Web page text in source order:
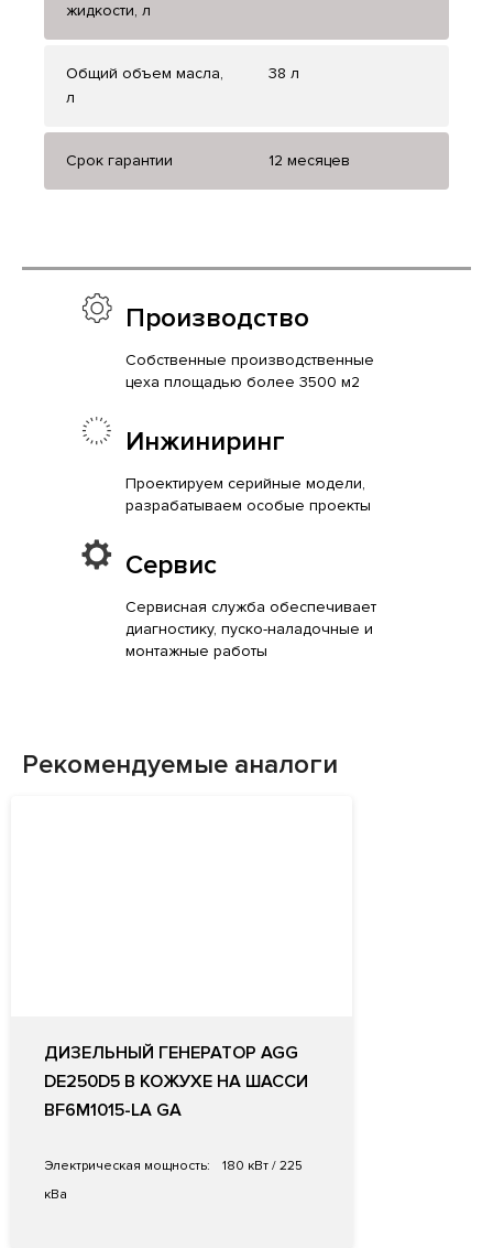
жидкости, л
Общий объем масла,
л
38 л
Срок гарантии 12 месяцев
Производство
Собственные производственные
цеха площадью более 3500 м2
Инжиниринг
Проектируем серийные модели,
разрабатываем особые проекты
Сервис
Сервисная служба обеспечивает
диагностику, пуско-наладочные и
монтажные работы
Рекомендуемые аналоги
ДИЗЕЛЬНЫЙ ГЕНЕРАТОР AGG
DE250D5 В КОЖУХЕ НА ШАССИ
BF6M1015-LA GA
Электрическая мощность:
180 кВт / 225
кВа